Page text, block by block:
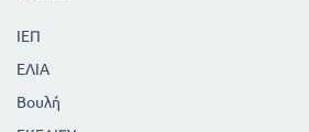
ΙΕΠ
ΕΛΙΑ
Βουλή